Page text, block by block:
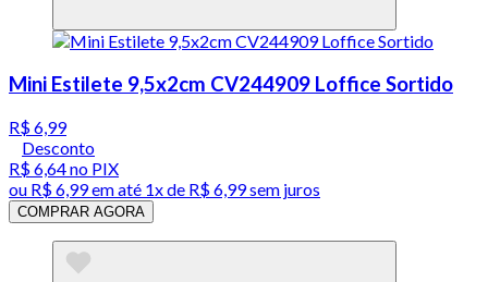
Mini Estilete 9,5x2cm CV244909 Loffice Sortido
R$ 6,99
Desconto
R$ 6,64no PIX
ou R$ 6,99em até 1x de R$ 6,99sem juros
COMPRAR AGORA